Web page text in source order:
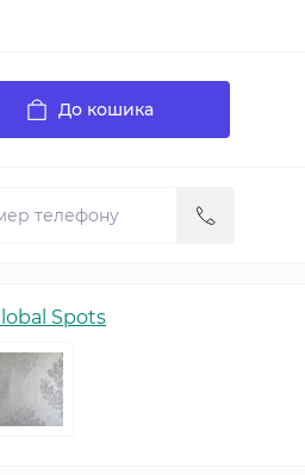
До кошика
Spots